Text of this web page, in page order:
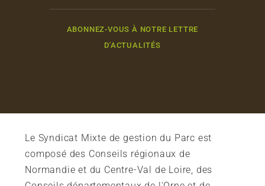
ABONNEZ-VOUS À NOTRE LETTRE
D'ACTUALITÉS
Le Syndicat Mixte de gestion du Parc est
composé des Conseils régionaux de
Normandie et du Centre-Val de Loire, des